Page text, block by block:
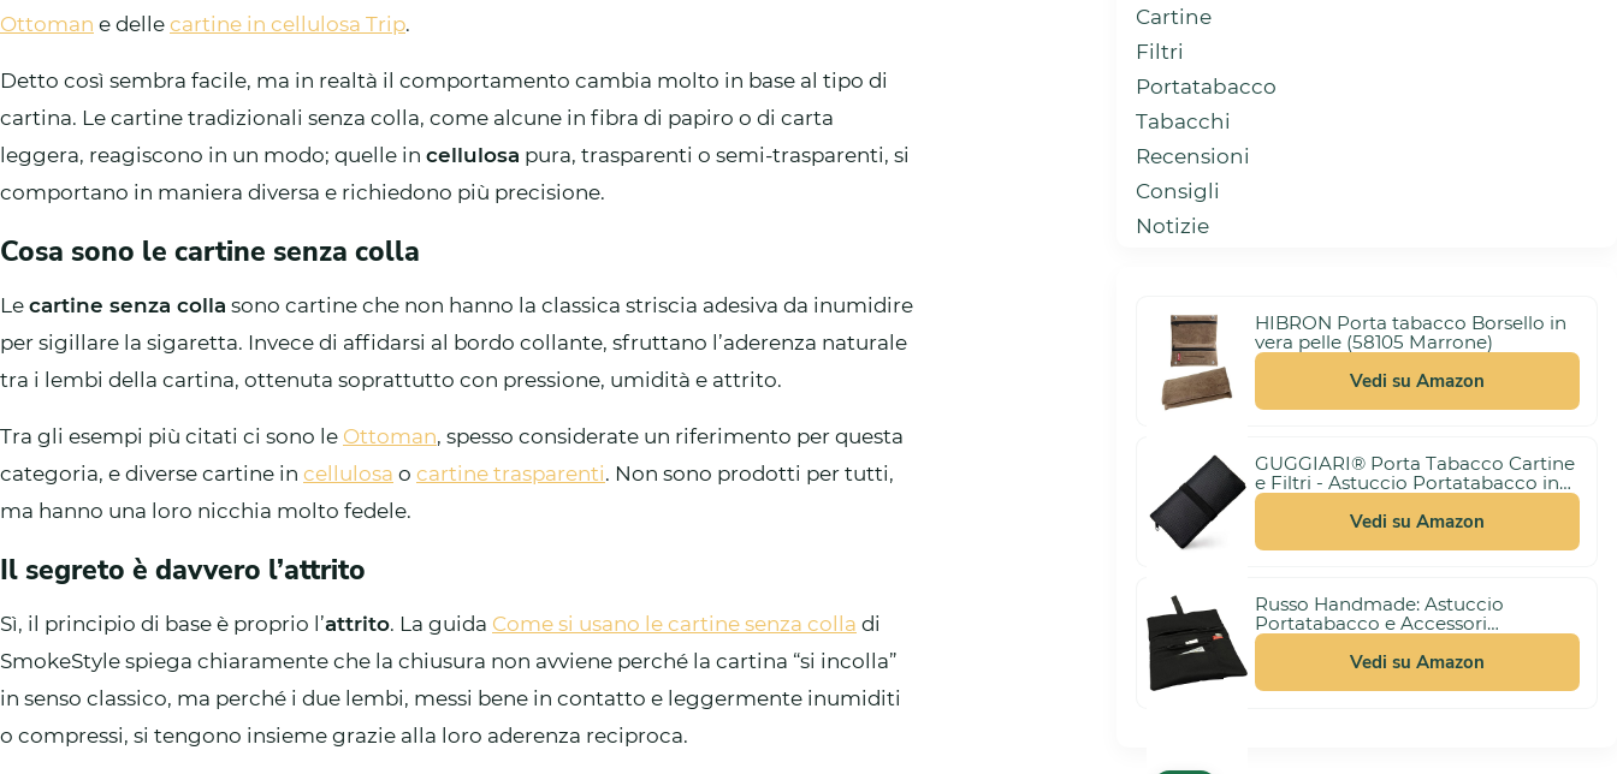
Ottoman e delle cartine in cellulosa Trip.
Detto così sembra facile, ma in realtà il comportamento cambia molto in base al tipo di
cartina. Le cartine tradizionali senza colla, come alcune in fibra di papiro o di carta
leggera, reagiscono in un modo; quelle in cellulosa pura, trasparenti o semi-trasparenti, si
comportano in maniera diversa e richiedono più precisione.
Cosa sono le cartine senza colla
Le cartine senza colla sono cartine che non hanno la classica striscia adesiva da inumidire
per sigillare la sigaretta. Invece di affidarsi al bordo collante, sfruttano l’aderenza naturale
tra i lembi della cartina, ottenuta soprattutto con pressione, umidità e attrito.
Tra gli esempi più citati ci sono le Ottoman, spesso considerate un riferimento per questa
categoria, e diverse cartine in cellulosa o cartine trasparenti. Non sono prodotti per tutti,
ma hanno una loro nicchia molto fedele.
Il segreto è davvero l’attrito
Sì, il principio di base è proprio l’attrito. La guida Come si usano le cartine senza colla di
SmokeStyle spiega chiaramente che la chiusura non avviene perché la cartina “si incolla”
in senso classico, ma perché i due lembi, messi bene in contatto e leggermente inumiditi
o compressi, si tengono insieme grazie alla loro aderenza reciproca.
Cartine
Filtri
Portatabacco
Tabacchi
Recensioni
Consigli
Notizie
10,99 €
3,00 €
(21%)
HIBRON Porta tabacco Borsello in
vera pelle (58105 Marrone)
Vedi su Amazon
10,99 €
GUGGIARI® Porta Tabacco Cartine
e Filtri - Astuccio Portatabacco in
Tessuto Realizzato a Mano - Porta
Tabacco Donna/Uomo (Pindot -
Black)
Vedi su Amazon
Russo Handmade: Astuccio
Portatabacco e Accessori
Artigianale in Tessuto.
Uomo/Donna con Doppia Cerniera
per Tabacco e Filtri, 4 Scomparti
Vedi su Amazon